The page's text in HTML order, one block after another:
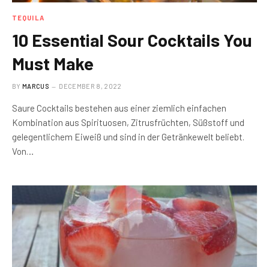
TEQUILA
10 Essential Sour Cocktails You
Must Make
BY MARCUS DECEMBER 8, 2022
Saure Cocktails bestehen aus einer ziemlich einfachen
Kombination aus Spirituosen, Zitrusfrüchten, Süßstoff und
gelegentlichem Eiweiß und sind in der Getränkewelt beliebt.
Von…